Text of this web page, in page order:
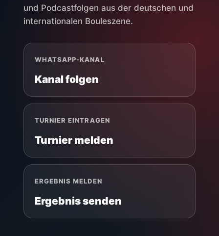
und Podcastfolgen aus der deutschen und
internationalen Bouleszene.
WHATSAPP-KANAL
Kanal folgen
TURNIER EINTRAGEN
Turnier melden
ERGEBNIS MELDEN
Ergebnis senden